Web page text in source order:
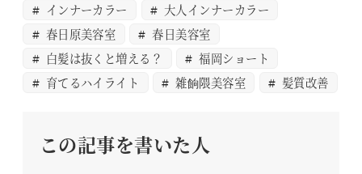
インナーカラー
大人インナーカラー
春日原美容室
春日美容室
白髪は抜くと増える？
福岡ショート
育てるハイライト
雑餉隈美容室 髪質改善
この記事を書いた人